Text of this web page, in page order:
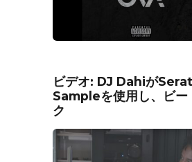
ビデオ: DJ Dahiが
Sampleを使用し、ビー
ク